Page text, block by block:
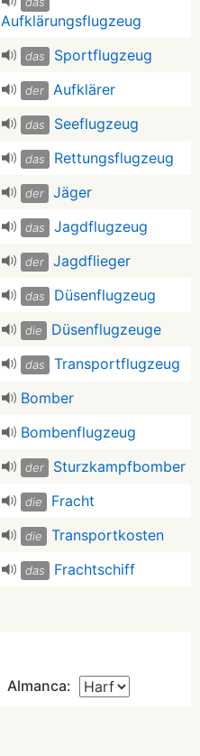
Aufklärungsflugzeug
das
Sportflugzeug
der
Aufklärer
das
Seeflugzeug
das
Rettungsflugzeug
der
Jäger
das
Jagdflugzeug
der
Jagdflieger
das
Düsenflugzeug
die
Düsenflugzeuge
das
Transportflugzeug
Bomber
Bombenflugzeug
der
Sturzkampfbomber
die
Fracht
die
Transportkosten
das Frachtschiff
Almanca: